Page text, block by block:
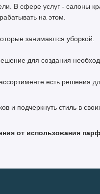
В сфере услуг - салоны
на этом.
занимаются уборкой.
для создания
есть решения
и подчеркнуть стиль в
от использования